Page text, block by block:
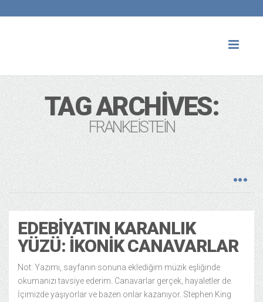
TAG ARCHIVES:
FRANKEISTEIN
EDEBIYATIN KARANLIK
YÜZÜ: İKONIK CANAVARLAR
Not: Yazımı, sayfanın sonuna eklediğim müzik eşliğinde
okumanızı tavsiye ederim. Canavarlar gerçek, hayaletler de.
İçimizde yaşıyorlar ve bazen onlar kazanıyor. Stephen King